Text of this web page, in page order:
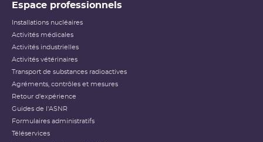
Espace professionnels
Installations nucléaires
Activités médicales
Activités industrielles
Activités vétérinaires
Transport de substances radioactives
Agréments, contrôles et mesures
Retour d'expérience
Guides de l'ASNR
Formulaires administratifs
Téléservices